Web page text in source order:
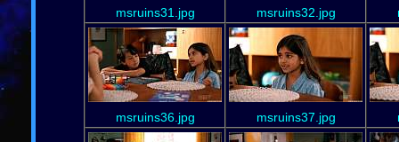
msruins31.jpg msruins32.jpg
msruins36.jpg msruins37.jpg